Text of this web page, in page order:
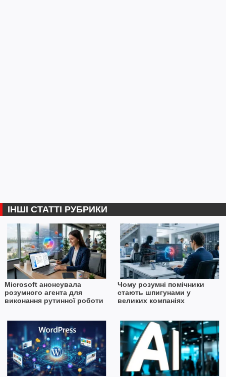
ІНШІ СТАТТІ РУБРИКИ
Microsoft анонсувала
розумного агента для
виконання рутинної роботи
Чому розумні помічники
стають шпигунами у
великих компаніях